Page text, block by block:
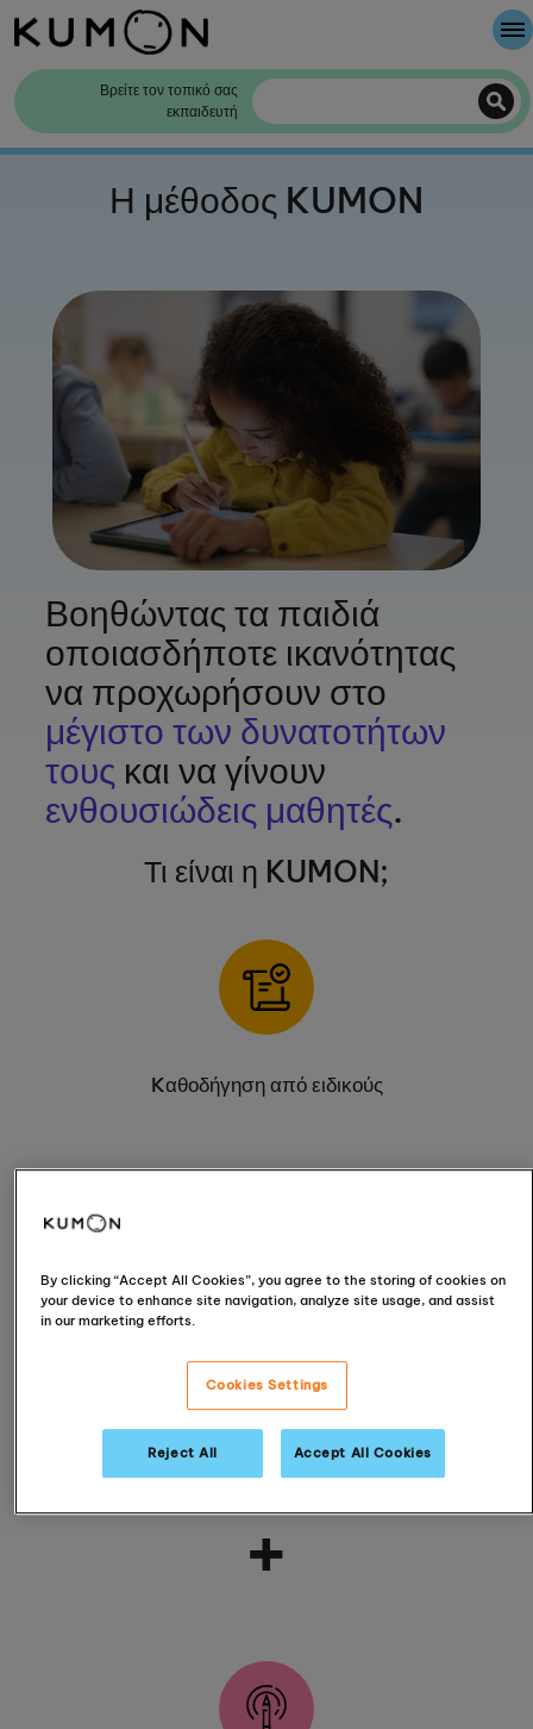
Βρείτε τον τοπικό σας
εκπαιδευτή
Η μέθοδος KUMON
Βοηθώντας τα παιδιά
οποιασδήποτε ικανότητας
να προχωρήσουν στο
μέγιστο των δυνατοτήτων
τους και να γίνουν
ενθουσιώδεις μαθητές.
Τι είναι η KUMON;
Kαθοδήγηση από ειδικούς
+
Αναγνωρισμένη μέθοδος
+
Καλώς Ήρθατε
Η μέθοδος της KUMON
Η ιστορία της KUMON
By clicking “Accept All Cookies”, you agree to the storing of cookies on
your device to enhance site navigation, analyze site usage, and assist
in our marketing efforts.
Cookies Settings
Reject All Accept All Cookies